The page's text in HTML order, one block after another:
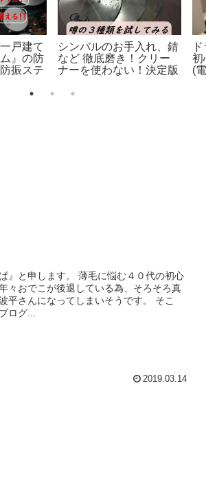
り。
エレキベース初心者が最
初に読む基本！2回目 指
弾き編 挫折しやすい人
』と申します。 薄毛に悩む４０代の初心
々おでこが後退している為、そろそろ真
平さんになってしまいそうです。 そこ
ログ...
2019.03.14